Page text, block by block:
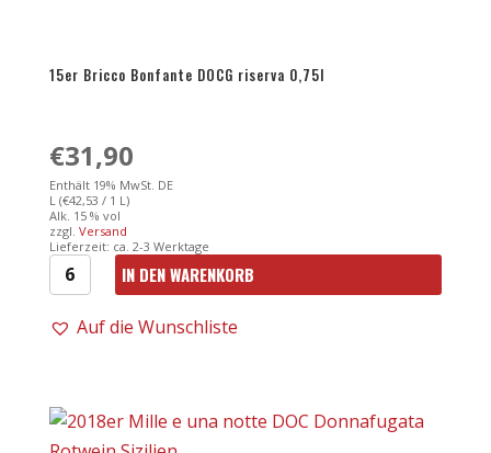
15er Bricco Bonfante DOCG riserva 0,75l
€31,90
Enthält 19% MwSt. DE
L (€42,53 / 1 L)
Alk. 15 % vol
zzgl. Versand
Lieferzeit: ca. 2-3 Werktage
15er
Bricco
riserva
IN DEN WARENKORB
Auf die Wunschliste